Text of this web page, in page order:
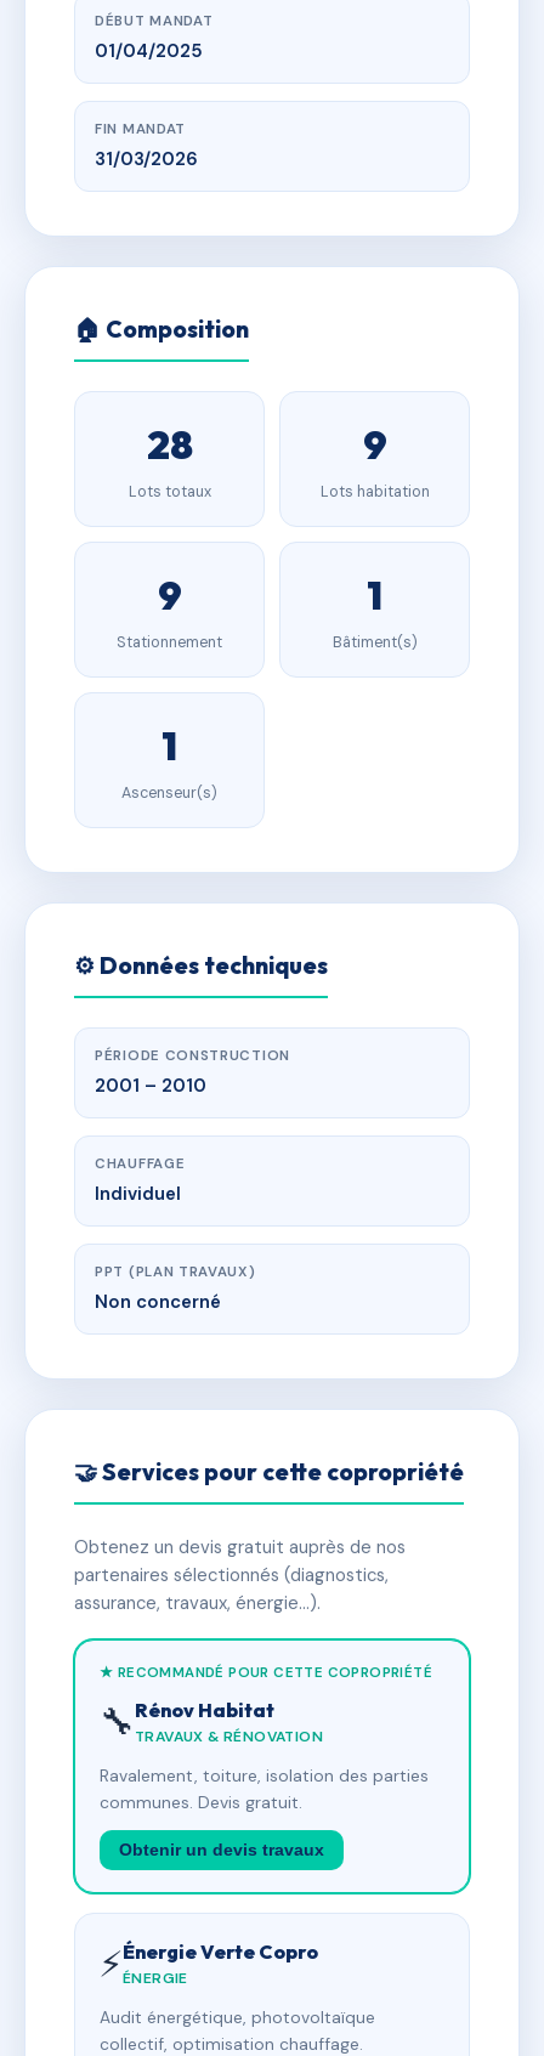
DÉBUT MANDAT
01/04/2025
FIN MANDAT
31/03/2026
🏠 Composition
28
Lots totaux
9
Lots habitation
9
Stationnement
1
Bâtiment(s)
1
Ascenseur(s)
⚙️ Données techniques
PÉRIODE CONSTRUCTION
2001 – 2010
CHAUFFAGE
Individuel
PPT (PLAN TRAVAUX)
Non concerné
🤝 Services pour cette copropriété
Obtenez un devis gratuit auprès de nos
partenaires sélectionnés (diagnostics,
assurance, travaux, énergie…).
★ RECOMMANDÉ POUR CETTE COPROPRIÉTÉ
🔧 Rénov Habitat
TRAVAUX & RÉNOVATION
Ravalement, toiture, isolation des parties
communes. Devis gratuit.
Obtenir un devis travaux
⚡Énergie Verte Copro
ÉNERGIE
Audit énergétique, photovoltaïque
collectif, optimisation chauffage.